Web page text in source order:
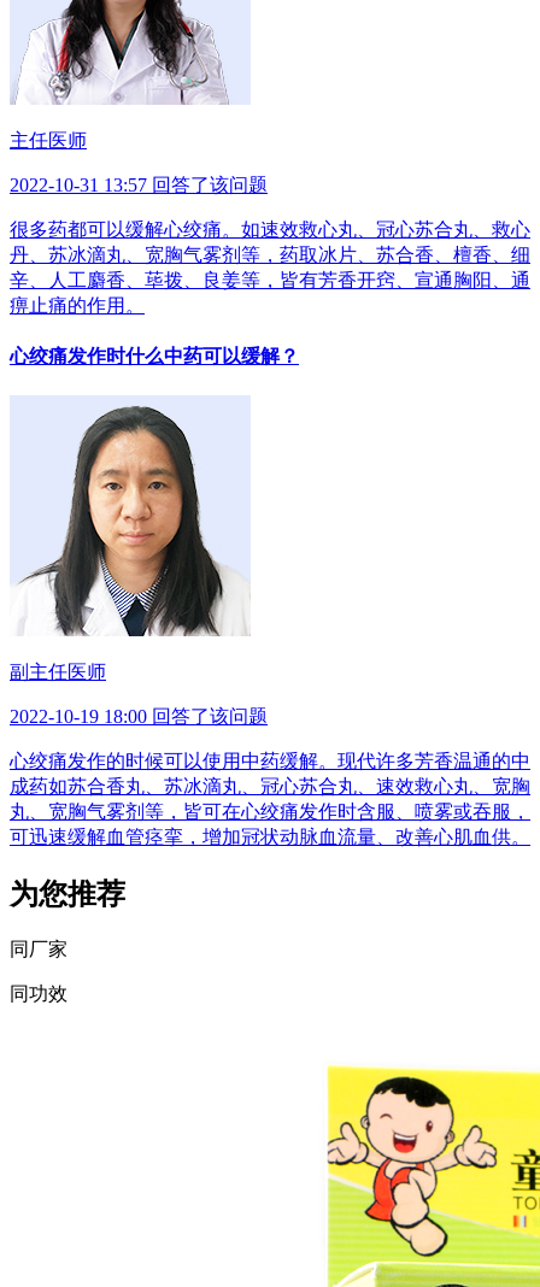
主任医师
2022-10-31 13:57 回答了该问题
很多药都可以缓解心绞痛。如速效救心丸、冠心苏合丸、救心
丹、苏冰滴丸、宽胸气雾剂等，药取冰片、苏合香、檀香、细
辛、人工麝香、荜拨、良姜等，皆有芳香开窍、宣通胸阳、通
痹止痛的作用。
心绞痛发作时什么中药可以缓解？
副主任医师
2022-10-19 18:00 回答了该问题
心绞痛发作的时候可以使用中药缓解。现代许多芳香温通的中
成药如苏合香丸、苏冰滴丸、冠心苏合丸、速效救心丸、宽胸
丸、宽胸气雾剂等，皆可在心绞痛发作时含服、喷雾或吞服，
可迅速缓解血管痉挛，增加冠状动脉血流量、改善心肌血供。
为您推荐
同厂家
同功效